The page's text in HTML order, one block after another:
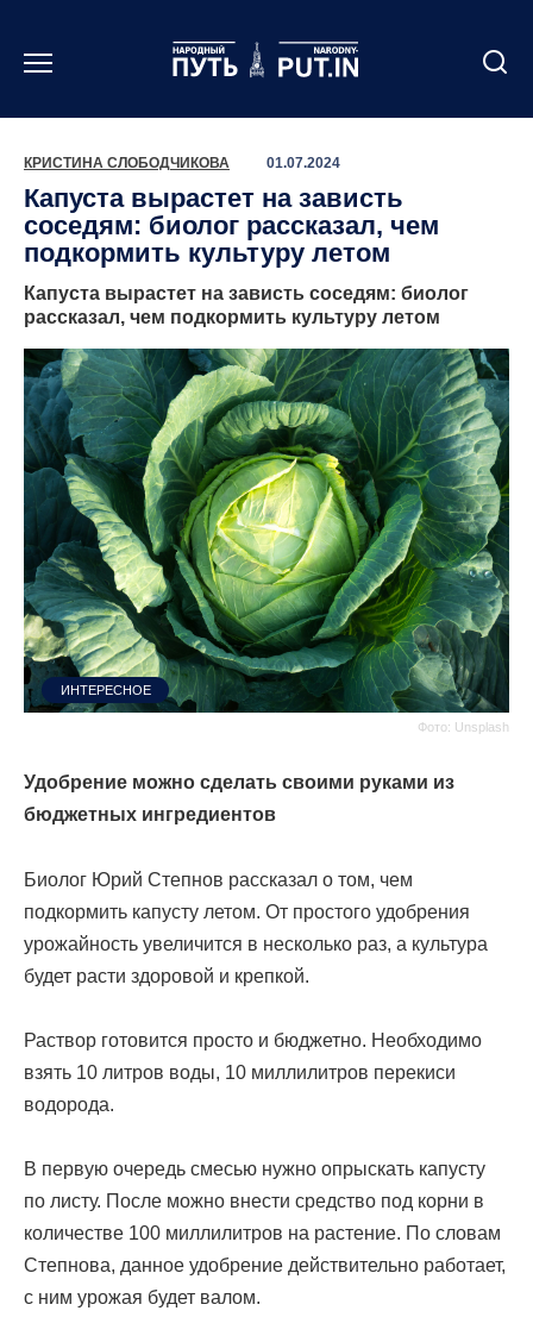
содержанию
КРИСТИНА СЛОБОДЧИКОВА 01.07.2024
Капуста вырастет на зависть
соседям: биолог рассказал, чем
подкормить культуру летом
Капуста вырастет на зависть соседям: биолог
рассказал, чем подкормить культуру летом
Фото: Unsplash
ИНТЕРЕСНОЕ
Удобрение можно сделать своими руками из
бюджетных ингредиентов
Биолог Юрий Степнов рассказал о том, чем
подкормить капусту летом. От простого удобрения
урожайность увеличится в несколько раз, а культура
будет расти здоровой и крепкой.
Раствор готовится просто и бюджетно. Необходимо
взять 10 литров воды, 10 миллилитров перекиси
водорода.
В первую очередь смесью нужно опрыскать капусту
по листу. После можно внести средство под корни в
количестве 100 миллилитров на растение. По словам
Степнова, данное удобрение действительно работает,
с ним урожая будет валом.